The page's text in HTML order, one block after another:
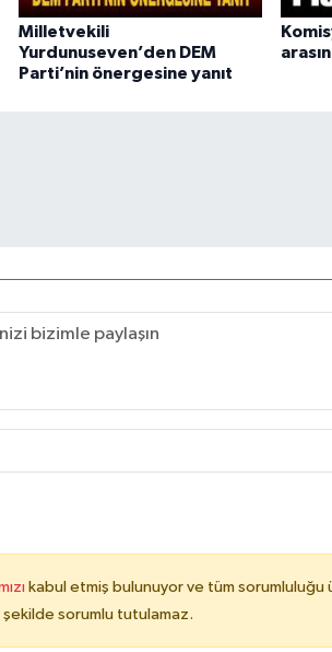
Milletvekili
Yurdunuseven’den DEM
Parti’nin önergesine yanıt
kabul etmiş bulunuyor ve tüm sorumluluğu
sorumlu tutulamaz.